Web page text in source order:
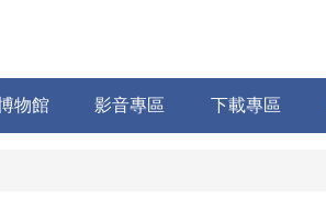
物館 影音專區 下載專區